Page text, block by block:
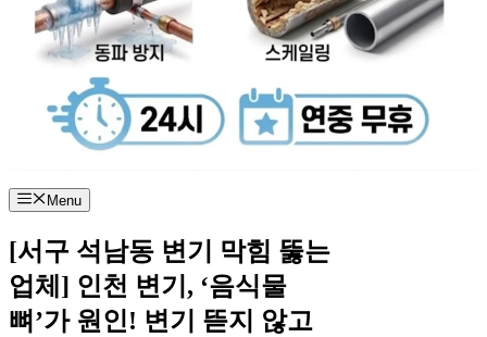
Menu
[서구 석남동 변기 막힘 뚫는
업체] 인천 변기, ‘음식물
뼈’가 원인! 변기 뜯지 않고